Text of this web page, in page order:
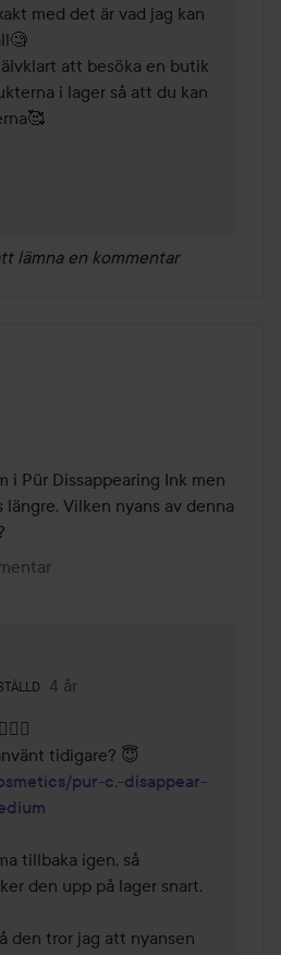
med det är vad jag kan
att besöka en butik
i lager så att du kan
lämna en kommentar
i Pür Dissappearing Ink men
Vilken nyans av denna
roll: Tidigare anställd.
4 år
Kommentaren lades 4 år
pur-c.-disappear-
tillbaka igen, så
den upp på lager snart.
den tror jag att nyansen